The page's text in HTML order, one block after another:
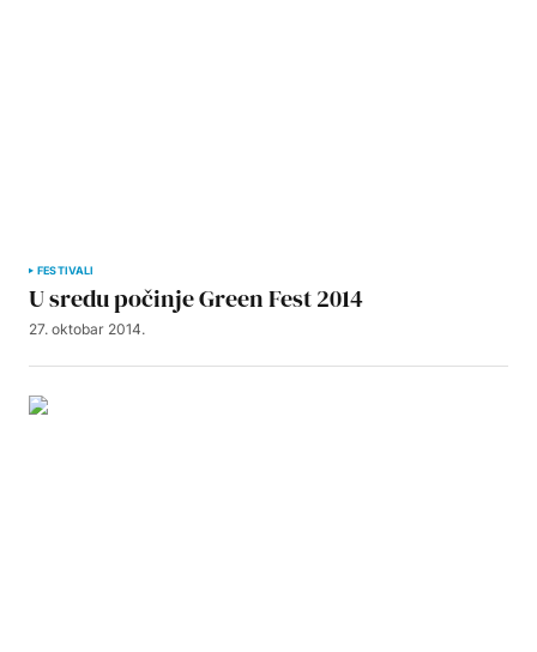
FESTIVALI
U sredu počinje Green Fest 2014
27. oktobar 2014.